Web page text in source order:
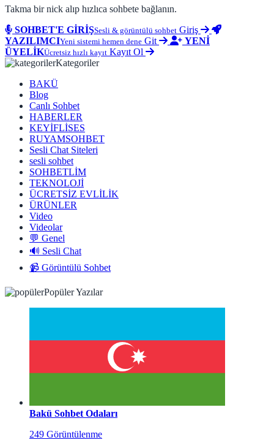
Takma bir nick alıp hızlıca sohbete bağlanın.
SOHBET'E GİRİŞSesli & görüntülü sohbet Giriş
YAZILIMCIYeni sistemi hemen dene Git
YENİ
ÜYELİKÜcretsiz hızlı kayıt Kayıt Ol
Kategoriler
BAKÜ
Blog
Canlı Sohbet
HABERLER
KEYİFLİSES
RUYAMSOHBET
Sesli Chat Siteleri
sesli sohbet
SOHBETLİM
TEKNOLOJİ
ÜCRETSİZ EVLİLİK
ÜRÜNLER
Video
Videolar
💬 Genel
🔊 Sesli Chat
📹 Görüntülü Sohbet
Popüler Yazılar
Bakü Sohbet Odaları
249 Görüntülenme